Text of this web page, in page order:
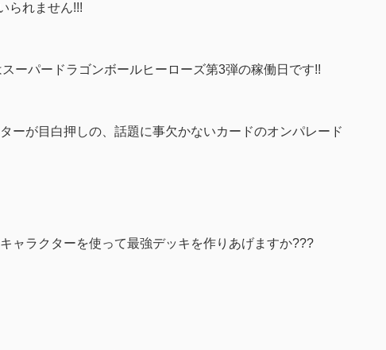
られません!!!
ーパードラゴンボールヒーローズ第3弾の稼働日です!!
ーが目白押しの、話題に事欠かないカードのオンパレード
ャラクターを使って最強デッキを作りあげますか???